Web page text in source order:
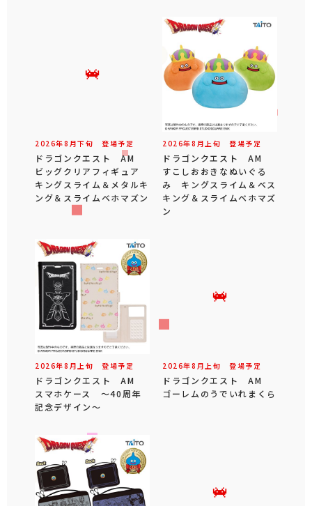
2026年8 月下旬 登場予定
ドラゴンクエスト AM
ビッグクリアフィギュア
キングスライム＆メタルキ
ング＆スライムベホマズン
2026年8 月 上旬 登場予定
ドラゴンクエスト AM
すこしおおきなぬいぐる
み キングスライム＆ベス
キング＆スライムベホマズ
ン
2026年8 月 上旬 登場予定
ドラゴンクエスト AM
スマホケース ～40周年
記念デザイン～
2026年8 月 上旬 登場予定
ドラゴンクエスト AM
ゴーレムのうでいれまくら